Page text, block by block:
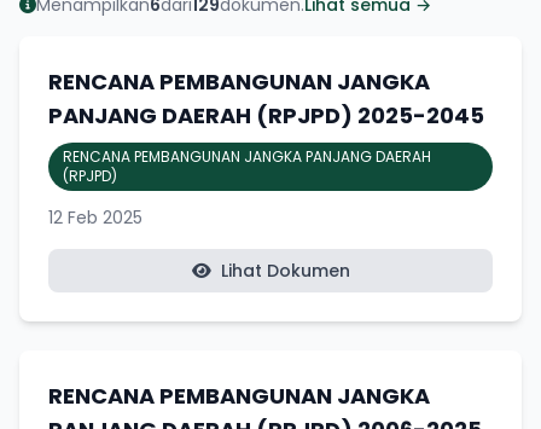
RENCANA PEMBANGUNAN JANGKA
PANJANG DAERAH (RPJPD) 2025-2045
RENCANA PEMBANGUNAN JANGKA PANJANG DAERAH
(RPJPD)
12 Feb 2025
Lihat Dokumen
RENCANA PEMBANGUNAN JANGKA